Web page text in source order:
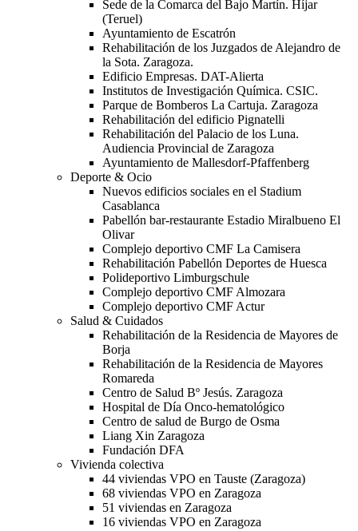
Sede de la Comarca del Bajo Martín. Híjar
(Teruel)
Ayuntamiento de Escatrón
Rehabilitación de los Juzgados de Alejandro de
la Sota. Zaragoza.
Edificio Empresas. DAT-Alierta
Institutos de Investigación Química. CSIC.
Parque de Bomberos La Cartuja. Zaragoza
Rehabilitación del edificio Pignatelli
Rehabilitación del Palacio de los Luna.
Audiencia Provincial de Zaragoza
Ayuntamiento de Mallesdorf-Pfaffenberg
Deporte & Ocio
Nuevos edificios sociales en el Stadium
Casablanca
Pabellón bar-restaurante Estadio Miralbueno El
Olivar
Complejo deportivo CMF La Camisera
Rehabilitación Pabellón Deportes de Huesca
Polideportivo Limburgschule
Complejo deportivo CMF Almozara
Complejo deportivo CMF Actur
Salud & Cuidados
Rehabilitación de la Residencia de Mayores de
Borja
Rehabilitación de la Residencia de Mayores
Romareda
Centro de Salud Bº Jesús. Zaragoza
Hospital de Día Onco-hematológico
Centro de salud de Burgo de Osma
Liang Xin Zaragoza
Fundación DFA
Vivienda colectiva
44 viviendas VPO en Tauste (Zaragoza)
68 viviendas VPO en Zaragoza
51 viviendas en Zaragoza
16 viviendas VPO en Zaragoza